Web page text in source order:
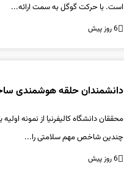
است. با حرکت گوگل به سمت ارائه...
6 روز پیش
دانشمندان حلقه هوشمندی
محققان دانشگاه کالیفرنیا از نمونه
چندین شاخص مهم سلامتی را...
6 روز پیش